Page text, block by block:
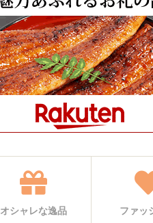
オシャレな逸品 ファッ